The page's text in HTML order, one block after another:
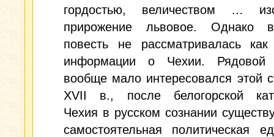
гордостью, величеством …
прирожение львовое. Однако
повесть не рассматривалась как
информации о Чехии. Рядовой
вообще мало интересовался этой
XVII в., после белогорской
Чехия в русском сознании
самостоятельная политическая